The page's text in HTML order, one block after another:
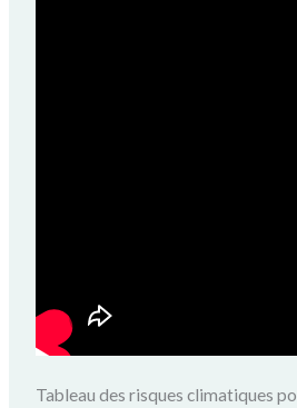
Tableau des risques climatiques